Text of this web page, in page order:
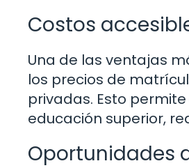
Costos
Una de las ventajas
los precios de
privadas. Esto
educación superior,
Oportunidades